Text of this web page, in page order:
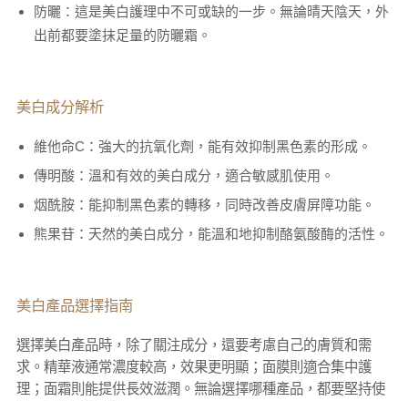
防曬：這是美白護理中不可或缺的一步。無論晴天陰天，外
出前都要塗抹足量的防曬霜。
美白成分解析
維他命C：強大的抗氧化劑，能有效抑制黑色素的形成。
傳明酸：溫和有效的美白成分，適合敏感肌使用。
烟酰胺：能抑制黑色素的轉移，同時改善皮膚屏障功能。
熊果苷：天然的美白成分，能溫和地抑制酪氨酸酶的活性。
美白產品選擇指南
選擇美白產品時，除了關注成分，還要考慮自己的膚質和需
求。精華液通常濃度較高，效果更明顯；面膜則適合集中護
理；面霜則能提供長效滋潤。無論選擇哪種產品，都要堅持使